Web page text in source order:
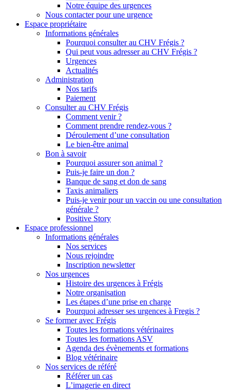
Notre équipe des urgences
Nous contacter pour une urgence
Espace propriétaire
Informations générales
Pourquoi consulter au CHV Frégis ?
Qui peut vous adresser au CHV Frégis ?
Urgences
Actualités
Administration
Nos tarifs
Paiement
Consulter au CHV Frégis
Comment venir ?
Comment prendre rendez-vous ?
Déroulement d’une consultation
Le bien-être animal
Bon à savoir
Pourquoi assurer son animal ?
Puis-je faire un don ?
Banque de sang et don de sang
Taxis animaliers
Puis-je venir pour un vaccin ou une consultation
générale ?
Positive Story
Espace professionnel
Informations générales
Nos services
Nous rejoindre
Inscription newsletter
Nos urgences
Histoire des urgences à Frégis
Notre organisation
Les étapes d’une prise en charge
Pourquoi adresser ses urgences à Fregis ?
Se former avec Frégis
Toutes les formations vétérinaires
Toutes les formations ASV
Agenda des évènements et formations
Blog vétérinaire
Nos services de référé
Référer un cas
L’imagerie en direct